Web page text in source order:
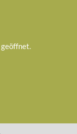
geöffnet.